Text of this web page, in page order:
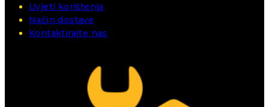
Uvjeti korištenja
Način dostave
Kontaktirajte nas